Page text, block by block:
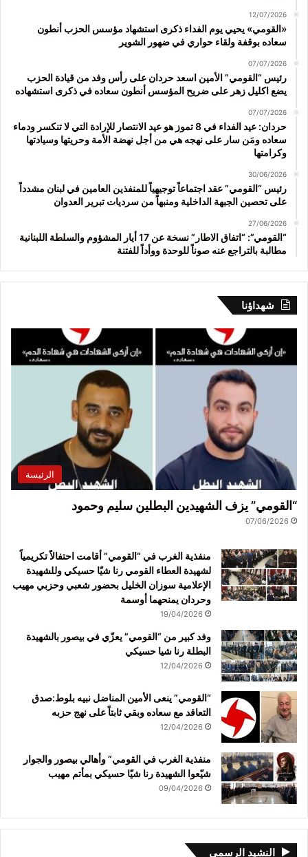
12/07/2026
«القومي» يحيي يوم الفداء ذكرى استشهاد مؤسس الحزب أنطون
سعاده بوقفة ولقاء حواري في ضهور الشوير
07/07/2026
رئيس “القومي” الأمين اسعد حردان على رأس وفد من قيادة الحزب
يضع اكليل زهر على ضريح المؤسس أنطون سعاده في ذكرى استشهاده
07/07/2026
حردان: عيد الفداء في 8 تموز هو عيد الانتصار للإرادة التي لا تنكسر ودماء
سعاده ومَن سار على نهجه هي من أجل نهضة الأمة وحريتها وسيادتها
وكرامتها
30/06/2026
رئيس “القومي” عقد اجتماعاً توجيهياً للمنفذين العامين في لبنان مشدداً
على تحصين الجبهة الداخلية ومنبهاً من سرديات تبرير العدوان
27/06/2026
“القومي”: “اتفاق الاطار” نسخة عن 17 أيار المشؤوم والسلطة اللبنانية
مطالبة بالتراجع عنه صوناً للوحدة ووأداً للفتنة
شهداؤنا
الرئيسة
“القومي” يزف الشهيدين البطلين سليم وحمود
07/06/2026
منفذية الغرب في “القومي” أقامت احتفالاً تكريمياً
لشهيدة العطاء القومي رنا شيّا حسيكي وللشهيدة
الإعلامية سوزان الخليل بحضور شعبي وحزبي مهيب
وحردان يمنحهما أوسمة
19/04/2026
وفد كبير من “القومي” يعزّي في بيصور بالشهيدة
البطلة رنا شيا حسيكي
12/04/2026
“القومي” ينعى الأمين المناضل نبيه بلوط:صدق
التعاقد مع سعاده وبقي ثابتاً على نهج حزبه
12/04/2026
منفذية الغرب في القومي” وأهالي بيصور والجوار
شيّعوا الشهيدة رنا شيّا حسيكي بمأتم مهيب
09/04/2026
النشيد الرسمي